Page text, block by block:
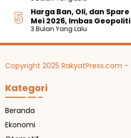
Harga Ban, Oli, dan
Mei 2026, Imbas
3 Bulan Yang Lalu
Copyright 2025 RakyatPress.com –
Kategori
Beranda
Ekonomi